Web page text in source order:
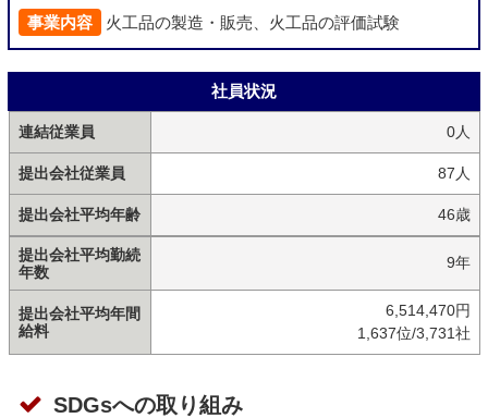
事業内容 火工品の製造・販売、火工品の評価試験
社員状況
連結従業員 0人
提出会社従業員 87人
提出会社平均年齢 46歳
提出会社平均勤続
年数
9年
提出会社平均年間
給料
6,514,470円
1,637位/3,731社
SDGsへの取り組み